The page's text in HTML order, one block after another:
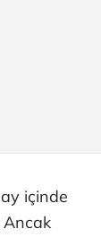
içinde
Ancak